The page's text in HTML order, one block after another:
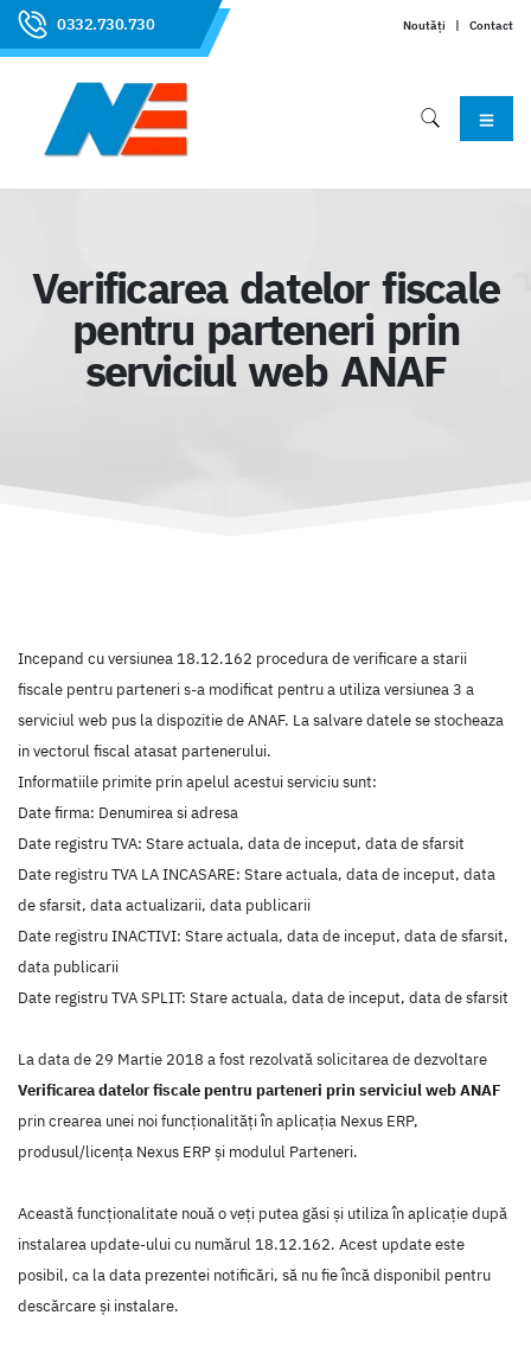
0332.730.730 Noutăți | Contact
Verificarea datelor fiscale
pentru parteneri prin
serviciul web ANAF
Incepand cu versiunea 18.12.162 procedura de verificare a starii
fiscale pentru parteneri s-a modificat pentru a utiliza versiunea 3 a
serviciul web pus la dispozitie de ANAF. La salvare datele se stocheaza
in vectorul fiscal atasat partenerului.
Informatiile primite prin apelul acestui serviciu sunt:
Date firma: Denumirea si adresa
Date registru TVA: Stare actuala, data de inceput, data de sfarsit
Date registru TVA LA INCASARE: Stare actuala, data de inceput, data
de sfarsit, data actualizarii, data publicarii
Date registru INACTIVI: Stare actuala, data de inceput, data de sfarsit,
data publicarii
Date registru TVA SPLIT: Stare actuala, data de inceput, data de sfarsit
La data de 29 Martie 2018 a fost rezolvată solicitarea de dezvoltare
Verificarea datelor fiscale pentru parteneri prin serviciul web ANAF
prin crearea unei noi funcţionalităţi în aplicaţia Nexus ERP,
produsul/licenţa Nexus ERP şi modulul Parteneri.
Această funcţionalitate nouă o veţi putea găsi şi utiliza în aplicaţie după
instalarea update-ului cu numărul 18.12.162. Acest update este
posibil, ca la data prezentei notificări, să nu fie încă disponibil pentru
descărcare şi instalare.